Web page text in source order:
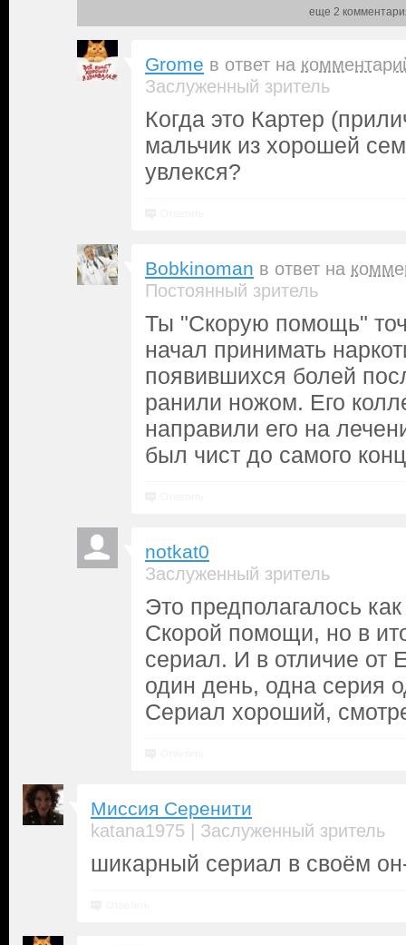
еще 2
Grome в ответ на
Заслуженный зритель
Когда это Картер
мальчик из хорошей
увлекся?
Bobkinoman в ответ на
Постоянный зритель
Ты "Скорую помощь"
начал принимать
появившихся болей
ранили ножом. Его
направили его на
был чист до самого
notkat0
Заслуженный зритель
Это предполагалось
Скорой помощи, но в
сериал. И в отличие от
один день, одна серия
Сериал хороший,
Миссия Серенити
katana1975 | Заслуженный зритель
шикарный сериал в своём